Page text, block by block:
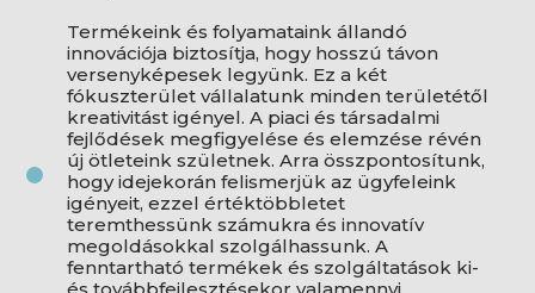
Termékeink és folyamataink állandó
innovációja biztosítja, hogy hosszú távon
versenyképesek legyünk. Ez a két
fókuszterület vállalatunk minden területétől
kreativitást igényel. A piaci és társadalmi
fejlődések megfigyelése és elemzése révén
új ötleteink születnek. Arra összpontosítunk,
hogy idejekorán felismerjük az ügyfeleink
igényeit, ezzel értéktöbbletet
teremthessünk számukra és innovatív
megoldásokkal szolgálhassunk. A
fenntartható termékek és szolgáltatások ki-